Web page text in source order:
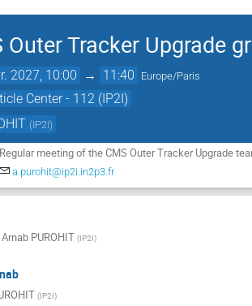
Outer Tracker Upgrade
2027, 10:00 → 11:40 Europe/Paris
Center - 112 (IP2I)
(IP2I)
Regular meeting of the CMS Outer Tracker Upgrade
a.purohit@ip2i.in2p3.fr
Arnab PUROHIT (IP2I)
(IP2I)